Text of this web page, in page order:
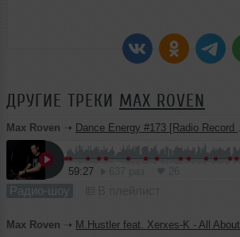
ДРУГИЕ ТРЕКИ MAX ROVEN
Max Roven ➝ Dance Energy #173 [Radio Record Future 16.08.2024]
59:27
Радио-шоу
Max Roven ➝ M.Hustler feat. Xerxes-K - All About You (Max Roven Remix)